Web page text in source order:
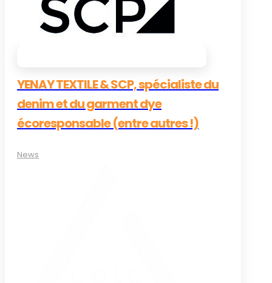
YENAY TEXTILE & SCP, spécialiste du
denim et du garment dye
écoresponsable (entre autres !)
News